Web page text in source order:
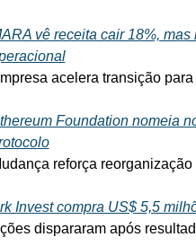
vê receita cair 18%,
acelera transição
Foundation nomeia
reforça
Invest compra US$ 5,5
dispararam após